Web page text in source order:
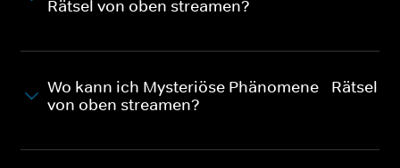
Rätsel von oben streamen?
Wo kann ich Mysteriöse Phänomene - Rätsel
von oben streamen?